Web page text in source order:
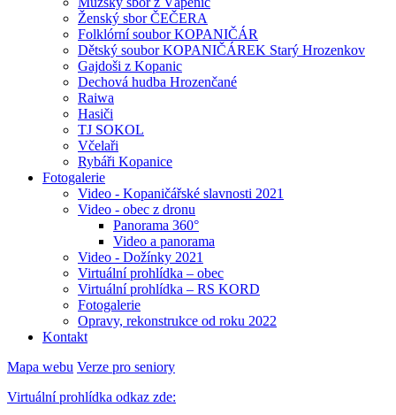
Ženský sbor ČEČERA
Folklórní soubor KOPANIČÁR
Dětský soubor KOPANIČÁREK Starý Hrozenkov
Gajdoši z Kopanic
Dechová hudba Hrozenčané
Raiwa
Hasiči
TJ SOKOL
Včelaři
Rybáři Kopanice
Fotogalerie
Video - Kopaničářské slavnosti 2021
Video - obec z dronu
Panorama 360°
Video a panorama
Video - Dožínky 2021
Virtuální prohlídka – obec
Virtuální prohlídka – RS KORD
Fotogalerie
Opravy, rekonstrukce od roku 2022
Kontakt
Mapa webu Verze pro seniory
Virtuální prohlídka odkaz zde: